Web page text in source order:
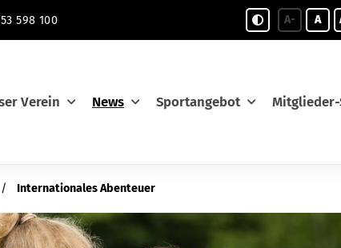
598 100 A- A
Verein News Sportangebot
Internationales Abenteuer